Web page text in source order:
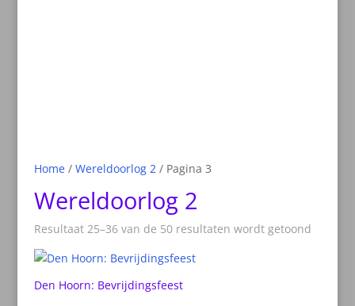
Home/ Wereldoorlog 2/ Pagina 3
Wereldoorlog 2
Resultaat 25–36 van de 50 resultaten wordt getoond
Den Hoorn: Bevrijdingsfeest